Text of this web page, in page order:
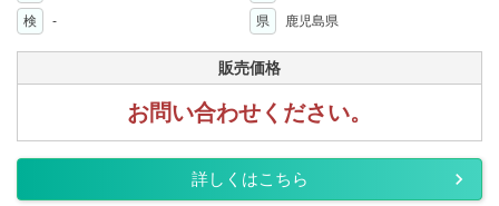
検
- 県 鹿児島県
販売価格
お問い合わせください。
詳しくはこちら